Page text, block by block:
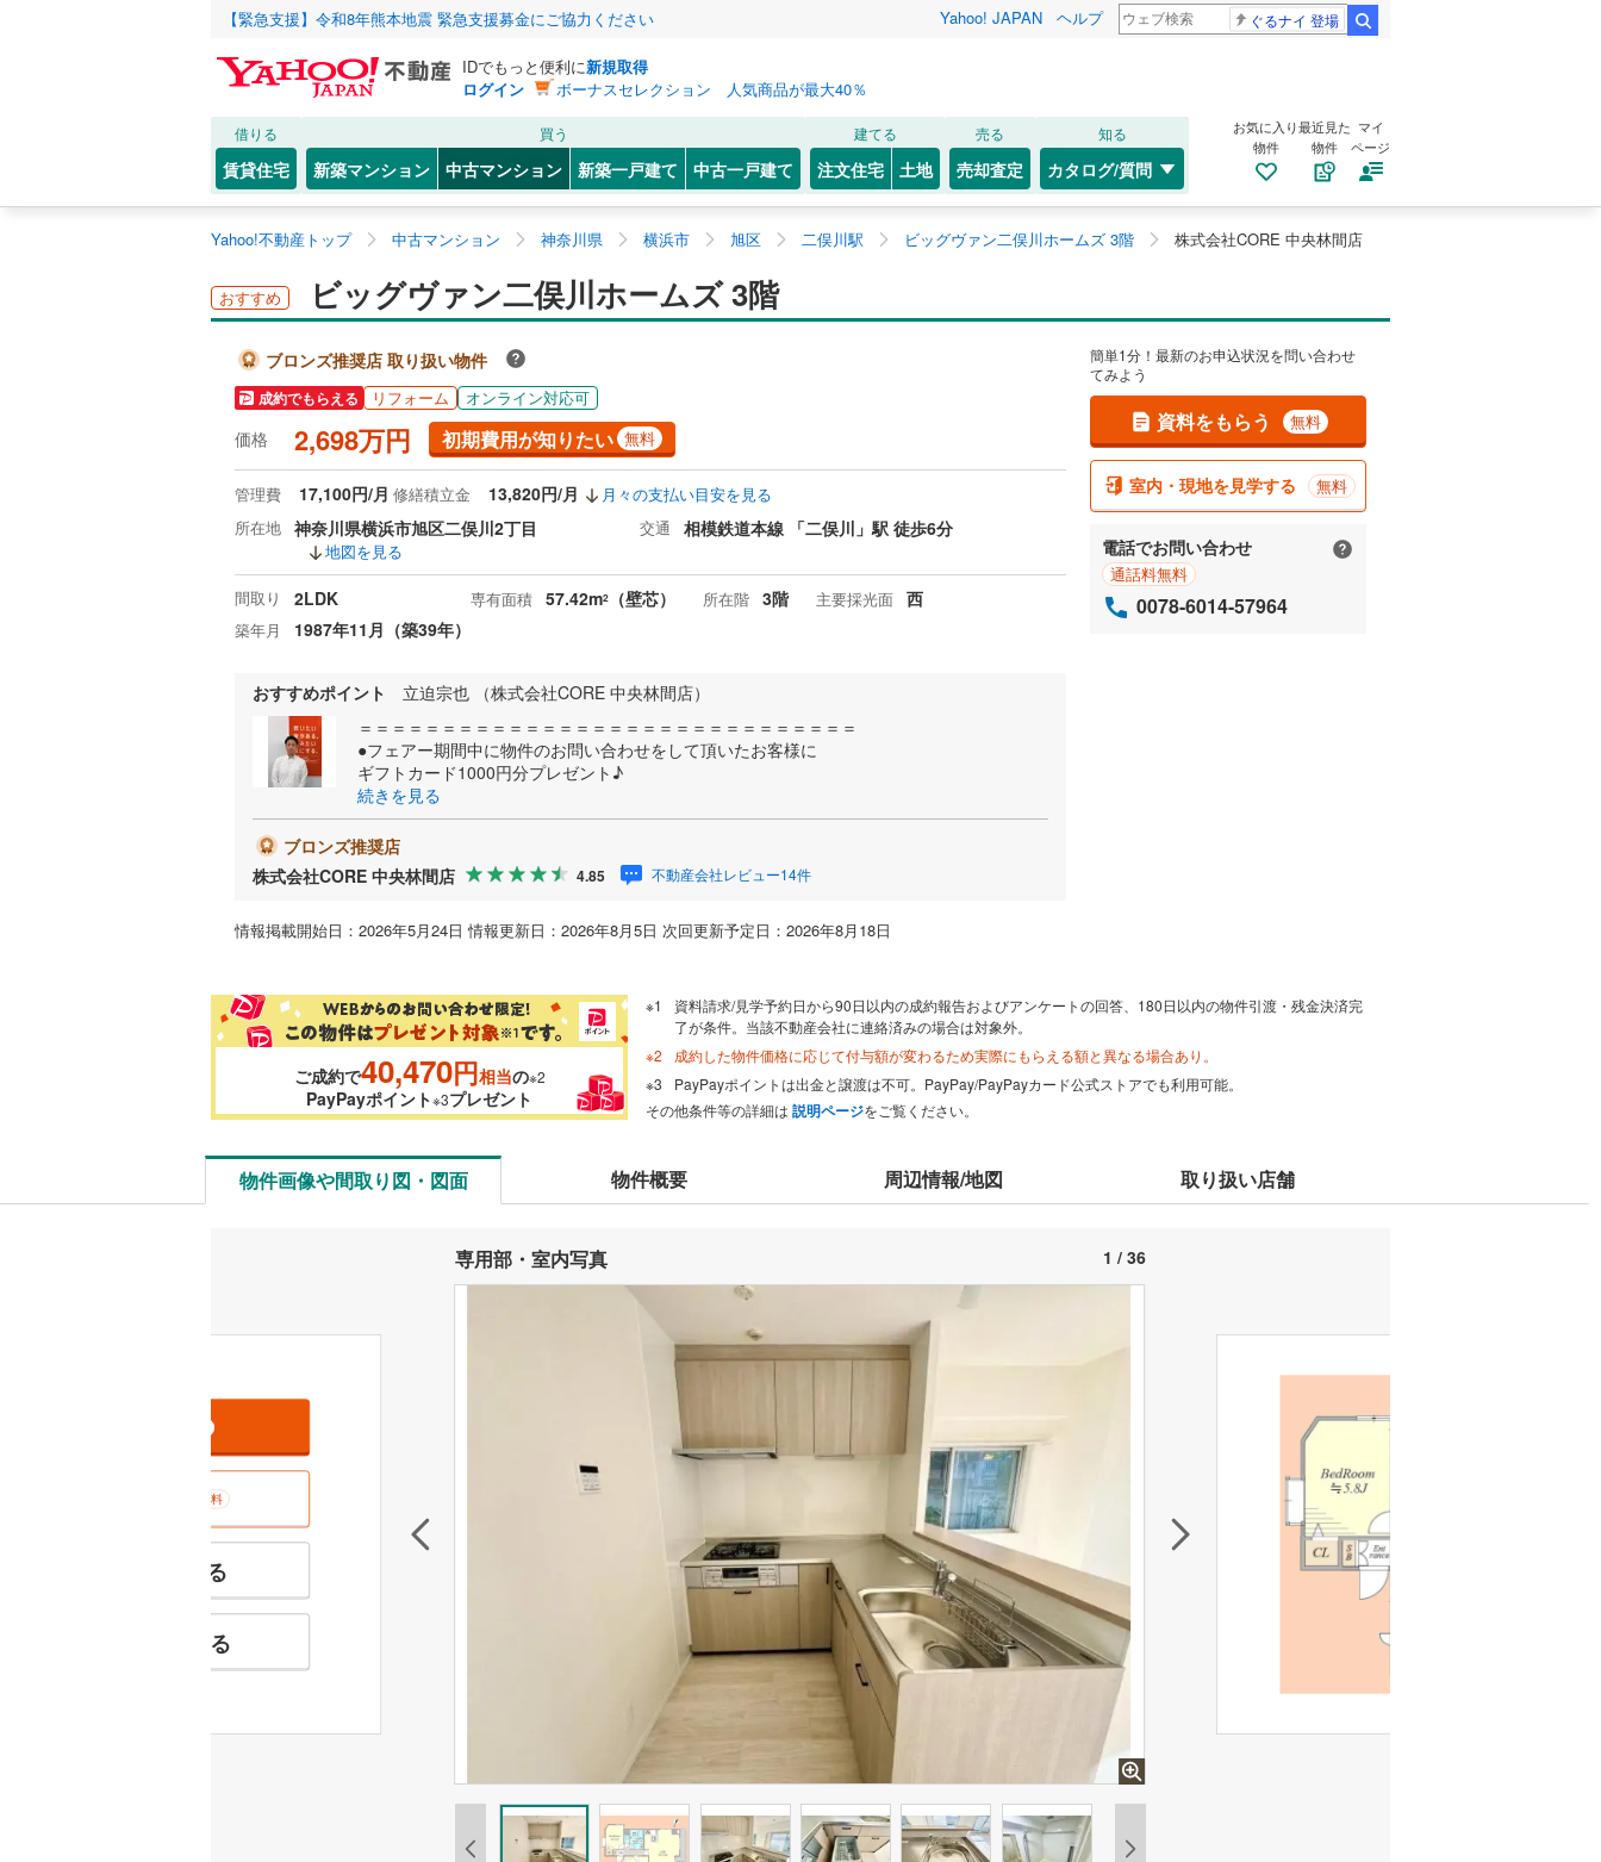
【緊急支援】令和8年熊本地震 緊急支援募金にご協力ください Yahoo! JAPAN ヘルプ ぐるナイ 登場
IDでもっと便利に新規取得
ログイン
ボーナスセレクション 人気商品が最大40％
借りる
賃貸住宅
買う
新築マンション 中古マンション 新築一戸建て 中古一戸建て
建てる
注文住宅 土地
売る
売却査定
知る
カタログ/質問
お気に入り
物件
最近見た
物件
マイ
ページ
Yahoo!不動産トップ 中古マンション 神奈川県 横浜市 旭区 二俣川駅 ビッグヴァン二俣川ホームズ 3階 株式会社CORE 中央林間店
おすすめ ビッグヴァン二俣川ホームズ 3階
ブロンズ推奨店 取り扱い物件
成約でもらえる リフォーム オンライン対応可
価格 2,698万円 初期費用が知りたい 無料
管理費 17,100円/月 修繕積立金 13,820円/月
月々の支払い目安を見る
所在地 神奈川県横浜市旭区二俣川2丁目
地図を見る
交通 相模鉄道本線 「二俣川」駅 徒歩6分
間取り 2LDK 専有面積 57.42m2 （壁芯） 所在階 3階 主要採光面 西
築年月 1987年11月（築39年）
おすすめポイント
立迫宗也 （株式会社CORE 中央林間店）
＝＝＝＝＝＝＝＝＝＝＝＝＝＝＝＝＝＝＝＝＝＝＝＝＝＝＝＝＝＝
●フェアー期間中に物件のお問い合わせをして頂いたお客様に
ギフトカード1000円分プレゼント♪
続きを見る
ブロンズ推奨店
株式会社CORE 中央林間店
4.85 不動産会社レビュー14件
情報掲載開始日：2026年5月24日 情報更新日：2026年8月5日 次回更新予定日：2026年8月18日
簡単1分！最新のお申込状況を問い合わせ
てみよう
資料をもらう 無料
室内・現地を見学する 無料
電話でお問い合わせ
通話料無料
0078-6014-57964
ご成約で40,470円相当の※2
PayPayポイント※3プレゼント
資料請求/見学予約日から90日以内の成約報告およびアンケートの回答、180日以内の物件引渡・残金決済完
了が条件。当該不動産会社に連絡済みの場合は対象外。
成約した物件価格に応じて付与額が変わるため実際にもらえる額と異なる場合あり。
PayPayポイントは出金と譲渡は不可。PayPay/PayPayカード公式ストアでも利用可能。
その他条件等の詳細は 説明ページをご覧ください。
物件画像や間取り図・図面 物件概要 周辺情報/地図 取り扱い店舗
専用部・室内写真 1 / 36
無料
特徴の似た物件を見る
お気に入りに追加する